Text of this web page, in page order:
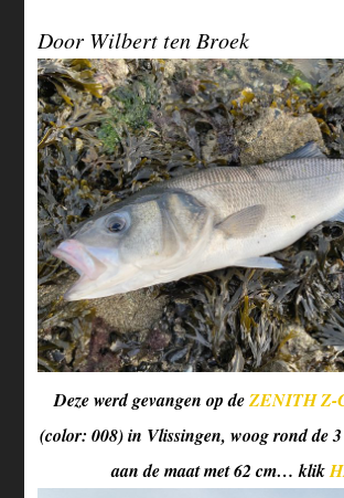
Door Wilbert ten Broek
Deze werd gevangen op deZENITH Z-
(color: 008) in Vlissingen, woog rond de
aan de maat met 62 cm… klik